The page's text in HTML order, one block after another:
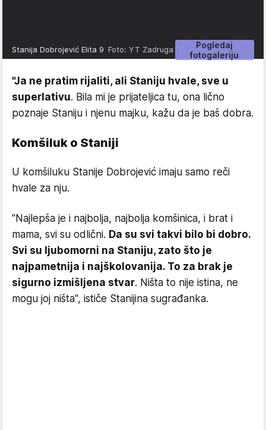
Pogledaj
fotogaleriju
Stanija Dobrojević Elita 9 Foto: YT Zadruga
"Ja ne pratim rijaliti, ali Staniju hvale, sve u
superlativu. Bila mi je prijateljica tu, ona lično
poznaje Staniju i njenu majku, kažu da je baš dobra.
Komšiluk o Staniji
U komšiluku Stanije Dobrojević imaju samo reči
hvale za nju.
"Najlepša je i najbolja, najbolja komšinica, i brat i
mama, svi su odlični. Da su svi takvi bilo bi dobro.
Svi su ljubomorni na Staniju, zato što je
najpametnija i najškolovanija. To za brak je
sigurno izmišljena stvar. Ništa to nije istina, ne
mogu joj ništa", ističe Stanijina sugrađanka.